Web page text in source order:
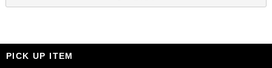
PICK UP ITEM